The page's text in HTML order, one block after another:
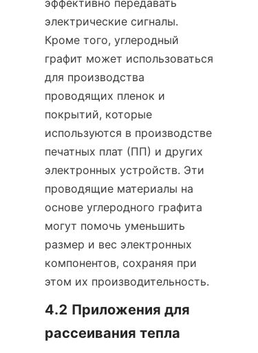
эффективно передавать
электрические сигналы.
Кроме того, углеродный
графит может использоваться
для производства
проводящих пленок и
покрытий, которые
используются в производстве
печатных плат (ПП) и других
электронных устройств. Эти
проводящие материалы на
основе углеродного графита
могут помочь уменьшить
размер и вес электронных
компонентов, сохраняя при
этом их производительность.
4.2 Приложения для
рассеивания тепла